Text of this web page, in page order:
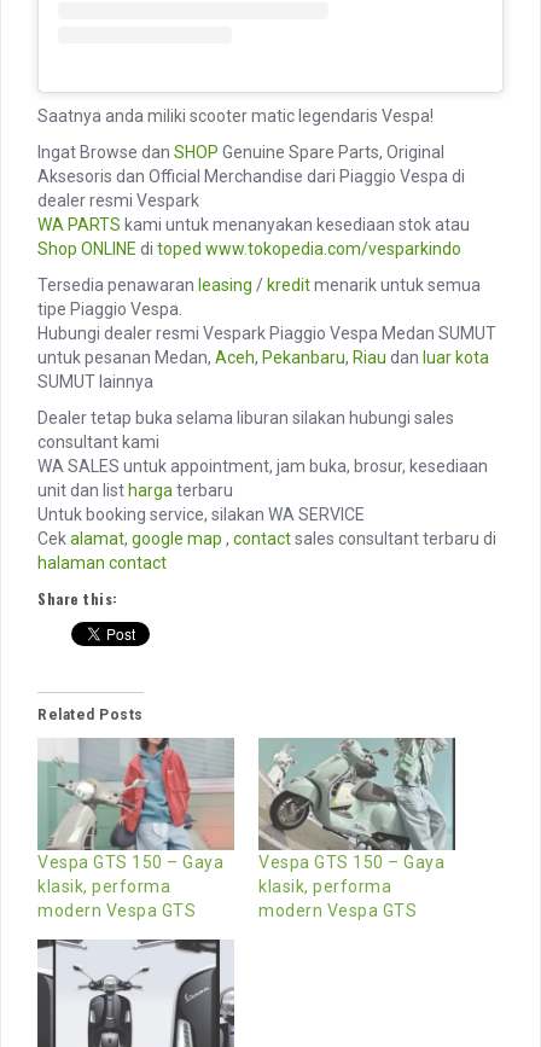
Saatnya anda miliki scooter matic legendaris Vespa!
Ingat Browse dan SHOP Genuine Spare Parts, Original
Aksesoris dan Official Merchandise dari Piaggio Vespa di
dealer resmi Vespark
WA PARTS kami untuk menanyakan kesediaan stok atau
Shop ONLINE di toped www.tokopedia.com/vesparkindo
Tersedia penawaran leasing / kreditmenarik untuk semua
tipe Piaggio Vespa.
Hubungi dealer resmi Vespark Piaggio Vespa Medan SUMUT
untuk pesanan Medan, Aceh, Pekanbaru, Riau dan luar kota
SUMUT lainnya
Dealer tetap buka selama liburan silakan hubungi sales
consultant kami
WA SALES untuk appointment, jam buka, brosur, kesediaan
unit dan list hargaterbaru
Untuk booking service, silakan WA SERVICE
Cekalamat, google map , contactsales consultant terbaru di
halaman contact
Share this:
Related Posts
Vespa GTS 150 – Gaya
klasik, performa
modern Vespa GTS
Vespa GTS 150 – Gaya
klasik, performa
modern Vespa GTS